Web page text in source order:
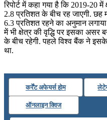
रिपोर्ट में कहा गया है कि 2019-20
2.8 प्रतिशत के बीच रह जाएगी. छह
6.3 प्रतिशत रहने का अनुमान
में भी क्षेत्र की वृद्धि पर इसका असर
के बीच रहेगी. पहले विश्व बैंक ने
था.
कर्रेंट अफेयर्स होम
ऑनलाइन क्विज